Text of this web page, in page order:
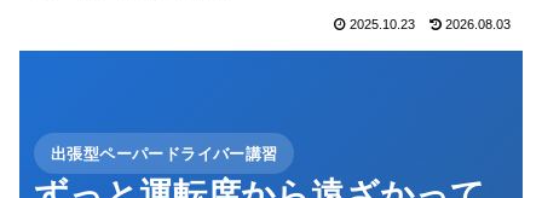
2025.10.23 2026.08.03
出張型ペーパードライバー講習